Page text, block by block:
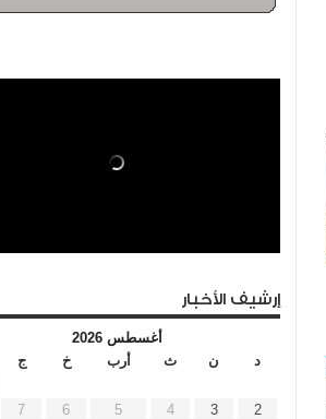
إرشيف الأخبار
أغسطس 2026
د
ن ث أرب خ ج
2
3
4
5
6
7